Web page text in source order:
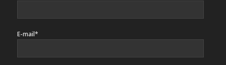
E-mail*